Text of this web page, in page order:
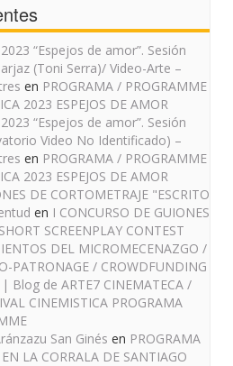
“Espejos de amor”. Sesión
(Toni Serra)/ Video-Arte –
en PROGRAMA / PROGRAMME
2023 ESPEJOS DE AMOR
“Espejos de amor”. Sesión
Video No Identificado) –
en PROGRAMA / PROGRAMME
2023 ESPEJOS DE AMOR
DE CORTOMETRAJE "ESCRITO
en I CONCURSO DE GUIONES
SCREENPLAY CONTEST
DEL MICROMECENAZGO /
PATRONAGE / CROWDFUNDING
Blog de ARTE7 CINEMATECA /
CINEMISTICA PROGRAMA
San Ginés en PROGRAMA
LA CORRALA DE SANTIAGO